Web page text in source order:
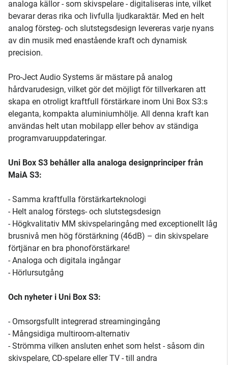
analoga källor - som skivspelare - digitaliseras inte, vilket
bevarar deras rika och livfulla ljudkaraktär. Med en helt
analog försteg- och slutstegsdesign levereras varje nyans
av din musik med enastående kraft och dynamisk
precision.
Pro-Ject Audio Systems är mästare på analog
hårdvarudesign, vilket gör det möjligt för tillverkaren att
skapa en otroligt kraftfull förstärkare inom Uni Box S3:s
eleganta, kompakta aluminiumhölje. All denna kraft kan
användas helt utan mobilapp eller behov av ständiga
programvaruuppdateringar.
Uni Box S3 behåller alla analoga designprinciper från
MaiA S3:
- Samma kraftfulla förstärkarteknologi
- Helt analog förstegs- och slutstegsdesign
- Högkvalitativ MM skivspelaringång med exceptionellt låg
brusnivå men hög förstärkning (46dB) – din skivspelare
förtjänar en bra phonoförstärkare!
- Analoga och digitala ingångar
- Hörlursutgång
Och nyheter i Uni Box S3:
- Omsorgsfullt integrerad streamingingång
- Mångsidiga multiroom-alternativ
- Strömma vilken ansluten enhet som helst - såsom din
skivspelare, CD-spelare eller TV - till andra